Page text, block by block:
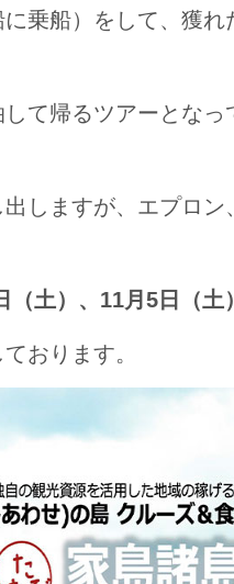
乗船）をして、獲
て帰るツアーとな
出しますが、エプロ
（土）、11月5日（
おります。